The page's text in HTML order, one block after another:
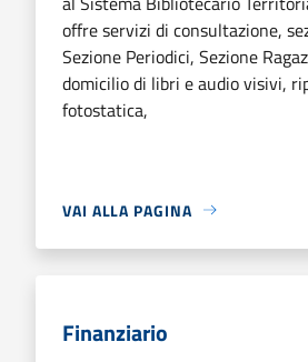
offre servizi di consultazione,
Sezione Periodici, Sezione
domicilio di libri e audio visivi,
fotostatica,
VAI ALLA PAGINA
Finanziario